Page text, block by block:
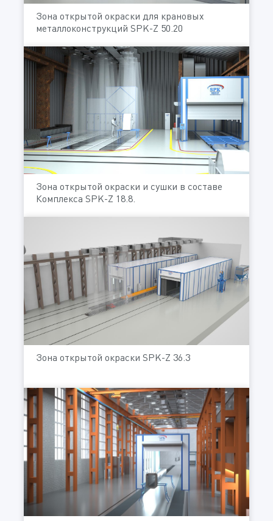
Зона открытой окраски для крановых
металлоконструкций SPK-Z 50.20
Зона открытой окраски и сушки в составе
Комплекса SPK-Z 18.8.
Зона открытой окраски SPK-Z 36.3